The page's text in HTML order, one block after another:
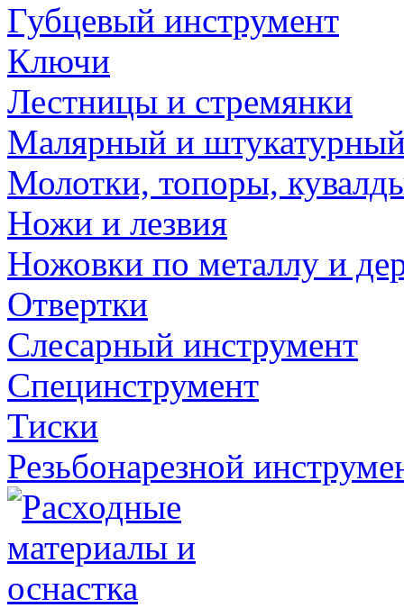
Губцевый инструмент
Ключи
Лестницы и стремянки
Малярный и
Молотки, топоры,
Ножи и лезвия
Ножовки по металлу и
Отвертки
Слесарный инструмент
Специнструмент
Тиски
Резьбонарезной